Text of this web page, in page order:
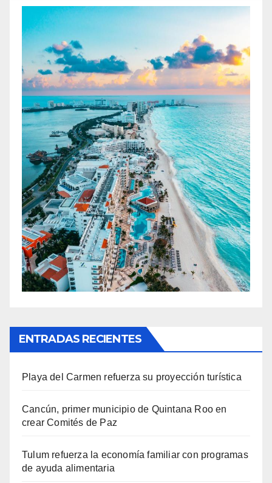
ENTRADAS RECIENTES
Playa del Carmen refuerza su proyección turística
Cancún, primer municipio de Quintana Roo en
crear Comités de Paz
Tulum refuerza la economía familiar con programas
de ayuda alimentaria